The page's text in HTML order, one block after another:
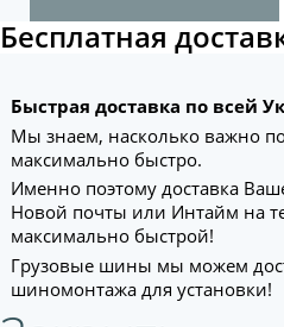
Бесплатная
Быстрая доставка по всей
Мы знаем, насколько важно
максимально быстро.
Именно поэтому доставка
Новой почты или Интайм на
максимально быстрой!
Грузовые шины мы можем
шиномонтажа для установки!